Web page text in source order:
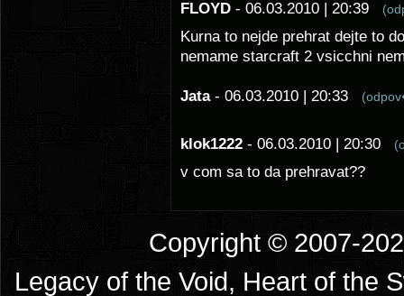
FLOYD - 06.03.2010 | 20:39
Kurna to nejde prehrat dejte to
nemame starcraft 2 vsicchni
Jata - 06.03.2010 | 20:33
klok1222 - 06.03.2010 | 20:30
v com sa to da prehravat??
Copyright © 2007-
Legacy of the Void, Heart of the